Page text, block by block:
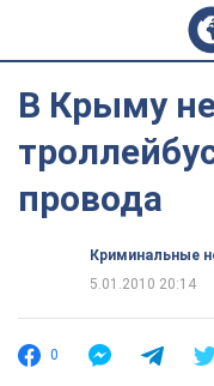
В Крыму
провода
Криминальные
5.01.2010 20:14
0